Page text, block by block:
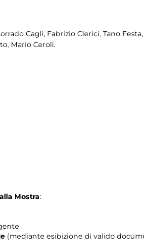
Cagli, Fabrizio Clerici, Tano
Mario Ceroli.
Mostra:
(mediante esibizione di valido